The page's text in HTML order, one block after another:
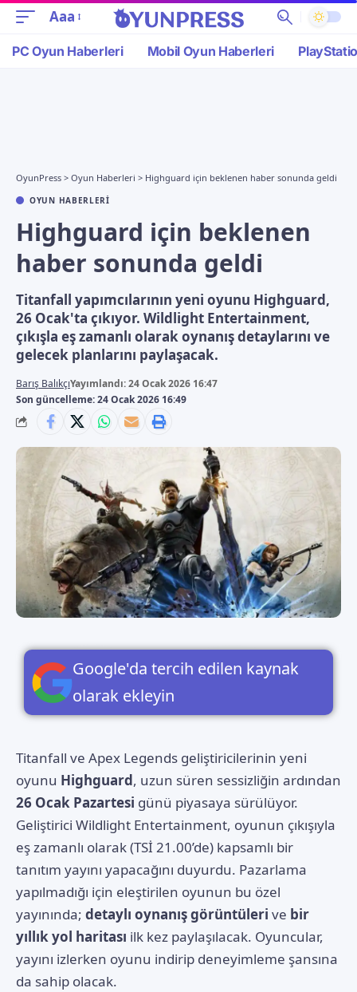
Aaa
PC Oyun Haberleri Mobil Oyun Haberleri
OyunPress > Oyun Haberleri > Highguard için beklenen haber sonunda geldi
OYUN HABERLERI
Highguard için beklenen
haber sonunda geldi
Titanfall yapımcılarının yeni oyunu Highguard,
26 Ocak'ta çıkıyor. Wildlight Entertainment,
çıkışla eş zamanlı olarak oynanış detaylarını ve
gelecek planlarını paylaşacak.
Son güncelleme: 24 Ocak 2026 16:49
Barış BalıkçıYayımlandı: 24 Ocak 2026 16:47
Google'da tercih edilen kaynak
olarak ekleyin
Titanfall ve Apex Legends geliştiricilerinin yeni
oyunu Highguard, uzun süren sessizliğin ardından
26 Ocak Pazartesi günü piyasaya sürülüyor.
Geliştirici Wildlight Entertainment, oyunun çıkışıyla
eş zamanlı olarak (TSİ 21.00’de) kapsamlı bir
tanıtım yayını yapacağını duyurdu. Pazarlama
yapılmadığı için eleştirilen oyunun bu özel
yayınında; detaylı oynanış görüntüleri ve bir
yıllık yol haritası ilk kez paylaşılacak. Oyuncular,
yayını izlerken oyunu indirip deneyimleme şansına
da sahip olacak.